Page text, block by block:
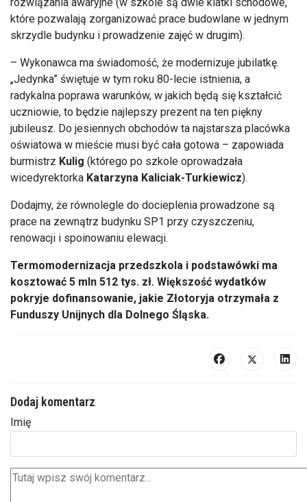
rozwiązania awaryjne (w szkole są dwie klatki schodowe,
które pozwalają zorganizować prace budowlane w jednym
skrzydle budynku i prowadzenie zajęć w drugim).
– Wykonawca ma świadomość, że modernizuje jubilatkę.
„Jedynka” świętuje w tym roku 80-lecie istnienia, a
radykalna poprawa warunków, w jakich będą się kształcić
uczniowie, to będzie najlepszy prezent na ten piękny
jubileusz. Do jesiennych obchodów ta najstarsza placówka
oświatowa w mieście musi być cała gotowa – zapowiada
burmistrz Kulig (którego po szkole oprowadzała
wicedyrektorka Katarzyna Kaliciak-Turkiewicz).
Dodajmy, że równolegle do docieplenia prowadzone są
prace na zewnątrz budynku SP1 przy czyszczeniu,
renowacji i spoinowaniu elewacji.
Termomodernizacja przedszkola i podstawówki ma
kosztować 5 mln 512 tys. zł. Większość wydatków
pokryje dofinansowanie, jakie Złotoryja otrzymała z
Funduszy Unijnych dla Dolnego Śląska.
Dodaj komentarz
Imię